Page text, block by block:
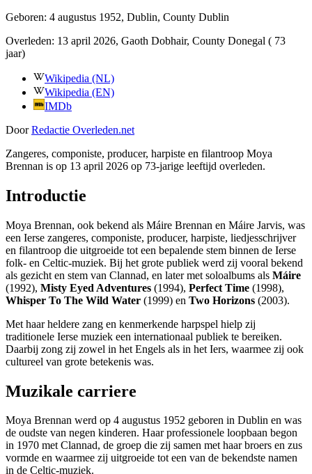
Geboren: 4 augustus 1952, Dublin, County Dublin
Overleden: 13 april 2026, Gaoth Dobhair, County Donegal ( 73
jaar)
Wikipedia (NL)
Wikipedia (EN)
IMDb
Door Redactie Overleden.net
Zangeres, componiste, producer, harpiste en filantroop Moya
Brennan is op 13 april 2026 op 73-jarige leeftijd overleden.
Introductie
Moya Brennan, ook bekend als Máire Brennan en Máire Jarvis, was
een Ierse zangeres, componiste, producer, harpiste, liedjesschrijver
en filantroop die uitgroeide tot een bepalende stem binnen de Ierse
folk- en Celtic-muziek. Bij het grote publiek werd zij vooral bekend
als gezicht en stem van Clannad, en later met soloalbums als Máire
(1992), Misty Eyed Adventures (1994), Perfect Time (1998),
Whisper To The Wild Water (1999) en Two Horizons (2003).
Met haar heldere zang en kenmerkende harpspel hielp zij
traditionele Ierse muziek een internationaal publiek te bereiken.
Daarbij zong zij zowel in het Engels als in het Iers, waarmee zij ook
cultureel van grote betekenis was.
Muzikale carriere
Moya Brennan werd op 4 augustus 1952 geboren in Dublin en was
de oudste van negen kinderen. Haar professionele loopbaan begon
in 1970 met Clannad, de groep die zij samen met haar broers en zus
vormde en waarmee zij uitgroeide tot een van de bekendste namen
in de Celtic-muziek.